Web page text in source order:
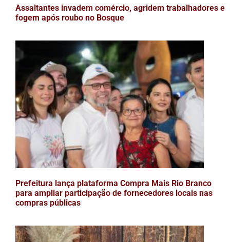
Assaltantes invadem comércio, agridem trabalhadores e
fogem após roubo no Bosque
Prefeitura lança plataforma Compra Mais Rio Branco
para ampliar participação de fornecedores locais nas
compras públicas